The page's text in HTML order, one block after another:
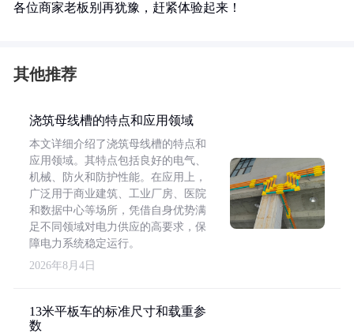
各位商家老板别再犹豫，赶紧体验起来！
其他推荐
浇筑母线槽的特点和应用领域
本文详细介绍了浇筑母线槽的特点和
应用领域。其特点包括良好的电气、
机械、防火和防护性能。在应用上，
广泛用于商业建筑、工业厂房、医院
和数据中心等场所，凭借自身优势满
足不同领域对电力供应的高要求，保
障电力系统稳定运行。
2026年8月4日
13米平板车的标准尺寸和载重参
数